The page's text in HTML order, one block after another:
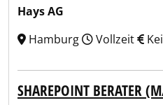
Hays AG
Hamburg
Vollzeit
SHAREPOINT BERATER